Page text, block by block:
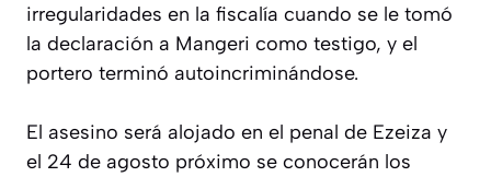
irregularidades en la fiscalía cuando se le tomó
la declaración a Mangeri como testigo, y el
portero terminó autoincriminándose.
El asesino será alojado en el penal de Ezeiza y
el 24 de agosto próximo se conocerán los